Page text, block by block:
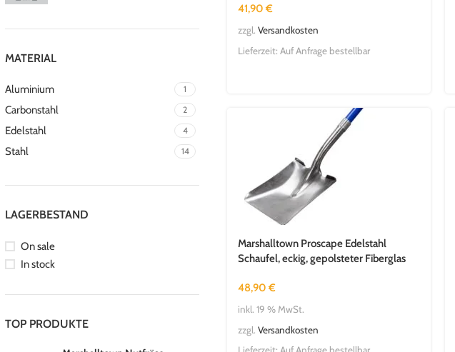
MATERIAL
Aluminium 1
Carbonstahl 2
Edelstahl 4
Stahl 14
LAGERBESTAND
On sale
In stock
TOP PRODUKTE
41,90€
zzgl. Versandkosten
Lieferzeit: Auf Anfrage bestellbar
Marshalltown Proscape Edelstahl
Schaufel, eckig, gepolsteter Fiberglas
48,90€
inkl. 19 % MwSt.
zzgl. Versandkosten